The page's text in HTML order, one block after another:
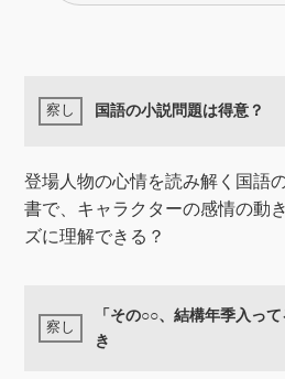
国語の小説問題は得意？
登場人物の心情を読み解く国語
書で、キャラクターの感情の動
ズに理解できる？
「その○○、結構年季入っ
き